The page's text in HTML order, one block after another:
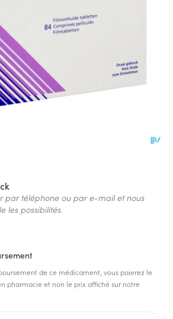
de ce médicament, vous paierez le
pharmacie et non le prix affiché sur notre
par téléphone ou par e-mail et nous
les possibilités.